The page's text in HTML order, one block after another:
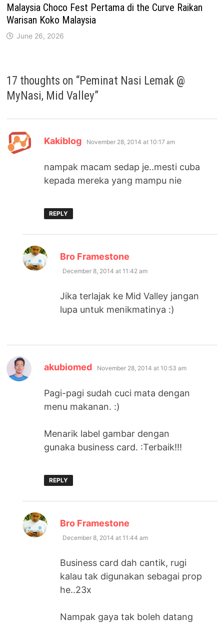
Malaysia Choco Fest Pertama di the Curve Raikan
Warisan Koko Malaysia
June 26, 2026
17 thoughts on “Peminat Nasi Lemak @
MyNasi, Mid Valley”
Kakiblog says:
November 28, 2014 at 10:17 am
nampak macam sedap je..mesti cuba
kepada mereka yang mampu nie
REPLY
Bro Framestone
December 8, 2014 at 11:42 am
Jika terlajak ke Mid Valley jangan
lupa untuk menikmatinya :)
akubiomed says:
November 28, 2014 at 10:53 am
Pagi-pagi sudah cuci mata dengan
menu makanan. :)
Menarik label gambar dengan
gunaka business card. :Terbaik!!!
REPLY
Bro Framestone
December 8, 2014 at 11:44 am
Business card dah cantik, rugi
kalau tak digunakan sebagai prop
he..23x
Nampak gaya tak boleh datang